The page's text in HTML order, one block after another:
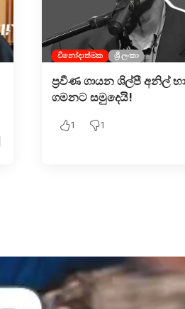
විනෝදාත්මක ශ්‍රී ලංකා
ප්‍රවීණ ගායන ශිල්පී අනිල්
ගමනට සමුදෙයි!
1 1